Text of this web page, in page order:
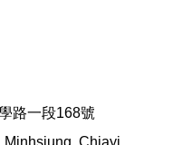
路一段168號